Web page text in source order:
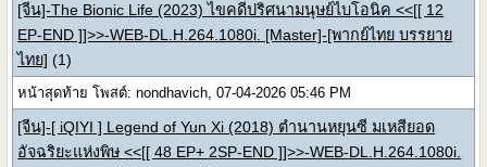
[จีน]-The Bionic Life (2023) ไขคดีปริศนามนุษย์ไบโอนิค <<[[ 12
EP-END ]]>>-WEB-DL.H.264.1080i. [Master]-[พากย์ไทย บรรยาย
ไทย] (1)
หน้าสุดท้าย โพสต์: nondhavich, 07-04-2026 05:46 PM
[จีน]-[ iQIYI ] Legend of Yun Xi (2018) ตำนานหยุนซี มเหสียอด
อัจฉริยะแห่งพิษ <<[[ 48 EP+ 2SP-END ]]>>-WEB-DL.H.264.1080i.